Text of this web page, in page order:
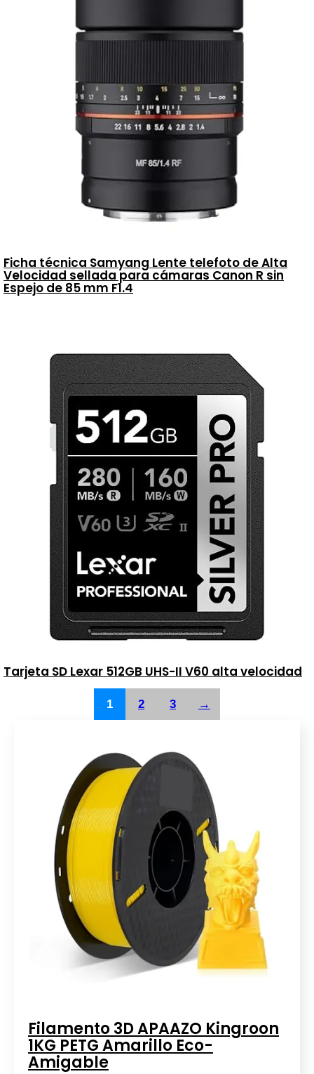
Ficha técnica Samyang Lente telefoto de Alta
Velocidad sellada para cámaras Canon R sin
Espejo de 85 mm F1.4
Tarjeta SD Lexar 512GB UHS-II V60 alta velocidad
1 2 3 →
Filamento 3D APAAZO Kingroon
1KG PETG Amarillo Eco-
Amigable